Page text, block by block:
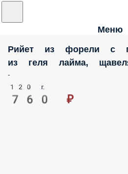
Меню
Рийет из форели с
из геля лайма,
-
120 г.
760 ₽